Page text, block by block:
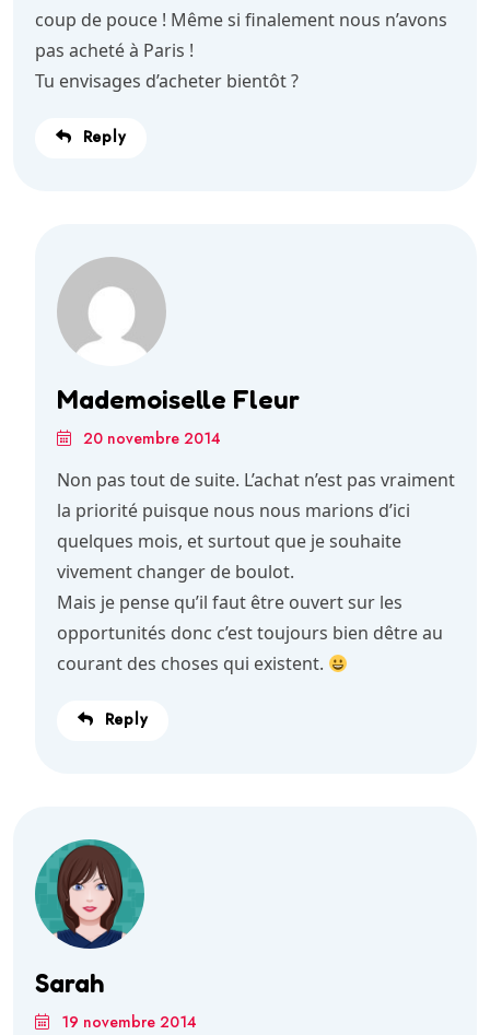
coup de pouce ! Même si finalement nous n’avons
pas acheté à Paris !
Tu envisages d’acheter bientôt ?
Reply
Mademoiselle Fleur
20 novembre 2014
Non pas tout de suite. L’achat n’est pas vraiment
la priorité puisque nous nous marions d’ici
quelques mois, et surtout que je souhaite
vivement changer de boulot.
Mais je pense qu’il faut être ouvert sur les
opportunités donc c’est toujours bien dêtre au
courant des choses qui existent.
Reply
Sarah
19 novembre 2014